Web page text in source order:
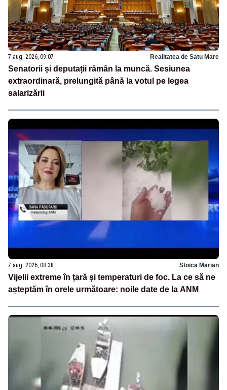
7 aug. 2026, 09:07 Realitatea de Satu Mare
Senatorii și deputații rămân la muncă. Sesiunea
extraordinară, prelungită până la votul pe legea
salarizării
7 aug. 2026, 08:38 Stoica Marian
Vijelii extreme în țară și temperaturi de foc. La ce să ne
așteptăm în orele următoare: noile date de la ANM